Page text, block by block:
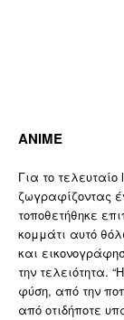
ANIME
Για το
ζωγραφίζοντας
τοποθετήθηκε
κομμάτι αυτό
και
την τελειότητα.
φύση, από την
από οτιδήποτε